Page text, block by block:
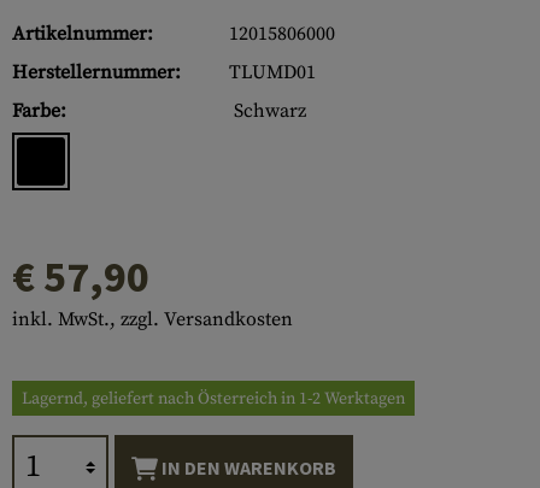
Artikelnummer:
12015806000
Herstellernummer:
TLUMD01
Farbe:
Schwarz
€ 57,90
inkl. MwSt., zzgl. Versandkosten
Lagernd, geliefert nach Österreich in 1-2 Werktagen
IN DEN WARENKORB